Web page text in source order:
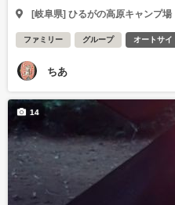
[岐阜県] ひるがの高原キャンプ場
ファミリー グループ オートサイ
ちあ
14